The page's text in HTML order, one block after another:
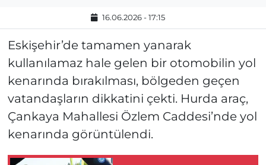
16.06.2026 - 17:15
Eskişehir’de tamamen yanarak
kullanılamaz hale gelen bir otomobilin yol
kenarında bırakılması, bölgeden geçen
vatandaşların dikkatini çekti. Hurda araç,
Çankaya Mahallesi Özlem Caddesi’nde yol
kenarında görüntülendi.